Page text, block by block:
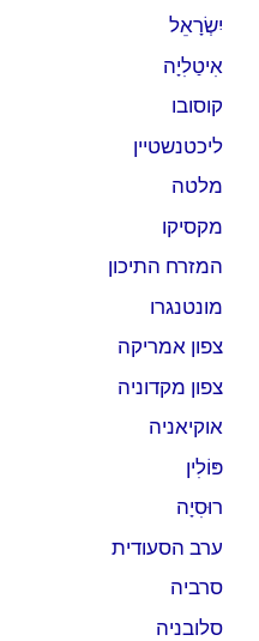
יִשְׂרָאֵל
אִיטַלִיָה
קוסובו
ליכטנשטיין
מלטה
מקסיקו
המזרח התיכון
מונטנגרו
צפון אמריקה
צפון מקדוניה
אוקיאניה
פּוֹלִין
רוּסִיָה
ערב הסעודית
סרביה
סלובניה